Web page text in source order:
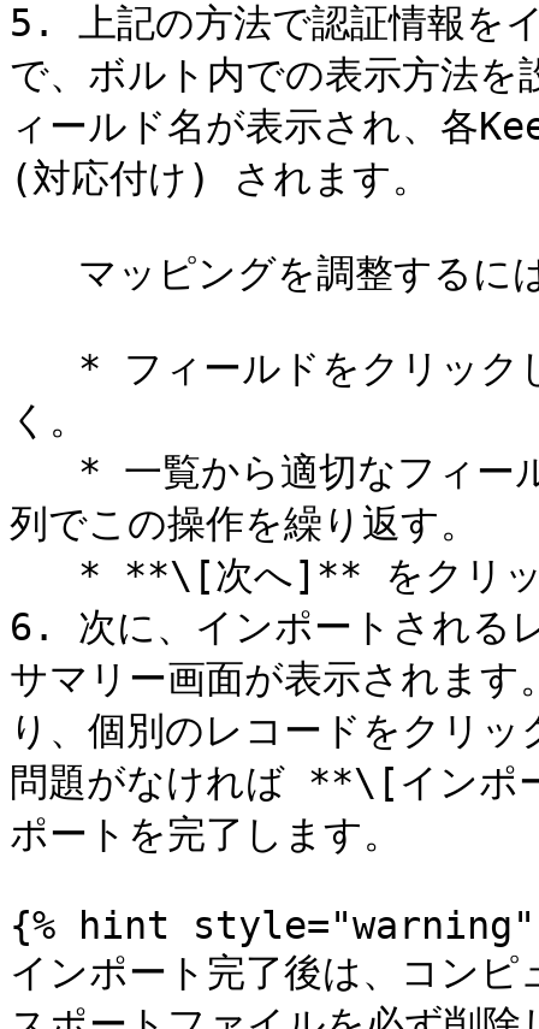
5. 上記の方法で認証情報を
で、ボルト内での表示方法を
ィールド名が表示され、各
(対応付け) されます。
く。
列でこの操作を繰り返す。
6. 次に、インポートされる
サマリー画面が表示されま
り、個別のレコードをクリ
問題がなければ **\[インポ
ポートを完了します。
{% hint style="warning"
インポート完了後は、コンピ